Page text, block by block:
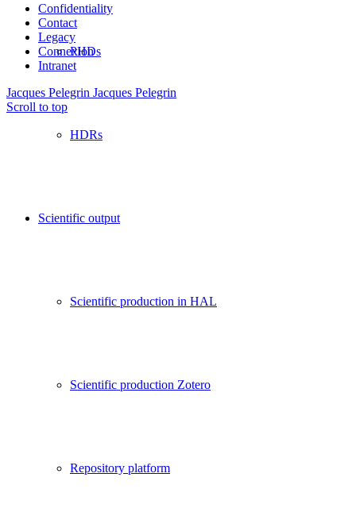
PHDs
HDRs
Scientific output
Scientific production in HAL
Scientific production Zotero
Repository platform
Confidentiality
Contact
Legacy
Connexion
Intranet
Jacques Pelegrin Jacques Pelegrin
Scroll to top